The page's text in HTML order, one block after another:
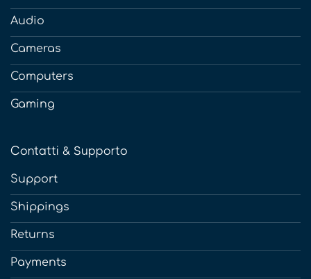
Audio
Cameras
Computers
Gaming
Contatti & Supporto
Support
Shippings
Returns
Payments